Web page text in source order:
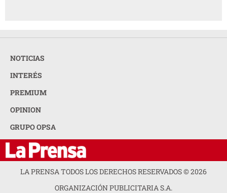
NOTICIAS
INTERÉS
PREMIUM
OPINION
GRUPO OPSA
LA PRENSA TODOS LOS DERECHOS RESERVADOS ©2026
ORGANIZACIÓN PUBLICITARIA S.A.